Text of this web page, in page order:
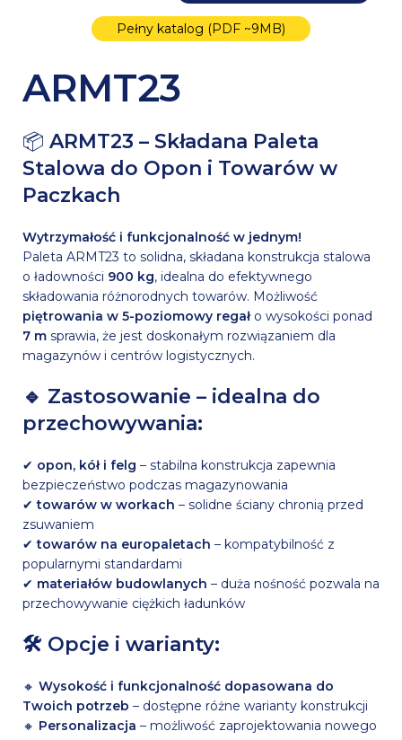
Pełny katalog (PDF ~9MB)
ARMT23
📦ARMT23 – Składana Paleta
Stalowa do Opon i Towarów w
Paczkach
Wytrzymałość i funkcjonalność w jednym!
Paleta ARMT23 to solidna, składana konstrukcja stalowa
o ładowności 900 kg, idealna do efektywnego
składowania różnorodnych towarów. Możliwość
piętrowania w 5-poziomowy regało wysokości ponad
7 m sprawia, że jest doskonałym rozwiązaniem dla
magazynów i centrów logistycznych.
🔹 Zastosowanie – idealna do
przechowywania:
✔ opon, kół i felg – stabilna konstrukcja zapewnia
bezpieczeństwo podczas magazynowania
✔towarów w workach – solidne ściany chronią przed
zsuwaniem
✔towarów na europaletach – kompatybilność z
popularnymi standardami
✔ materiałów budowlanych – duża nośność pozwala na
przechowywanie ciężkich ładunków
🛠 Opcje i warianty:
🔸Wysokość i funkcjonalność dopasowana do
Twoich potrzeb – dostępne różne warianty konstrukcji
🔸 Personalizacja – możliwość zaprojektowania nowego